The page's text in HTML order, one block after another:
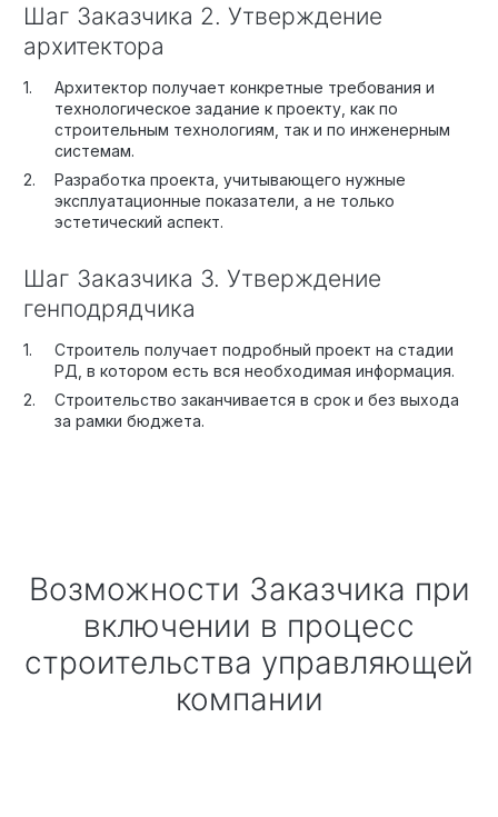
Шаг Заказчика 2. Утверждение
архитектора
Архитектор получает конкретные требования и
технологическое задание к проекту, как по
строительным технологиям, так и по инженерным
системам.
Разработка проекта, учитывающего нужные
эксплуатационные показатели, а не только
эстетический аспект.
Шаг Заказчика 3. Утверждение
генподрядчика
Строитель получает подробный проект на стадии
РД, в котором есть вся необходимая информация.
Строительство заканчивается в срок и без выхода
за рамки бюджета.
Возможности Заказчика при
включении в процесс
строительства управляющей
компании